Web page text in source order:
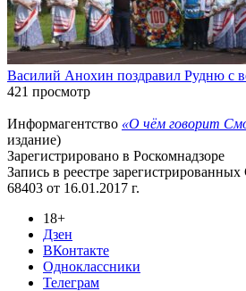
Василий Анохин поздравил Рудню с
421 просмотр
Информагентство «О чём говорит
издание)
Зарегистрировано в Роскомнадзоре
Запись в реестре
68403 от 16.01.2017 г.
18+
Дзен
ВКонтакте
Одноклассники
Телеграм